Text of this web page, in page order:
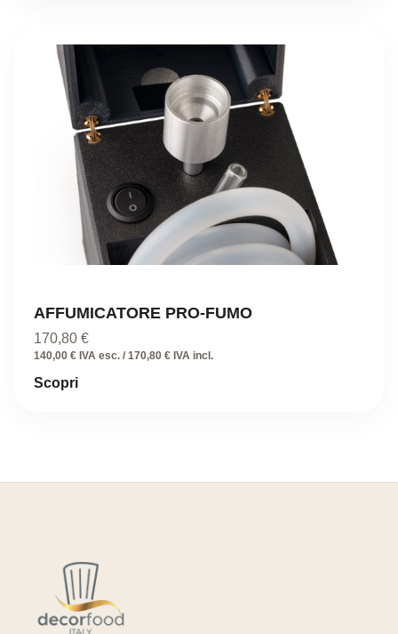
AFFUMICATORE PRO-FUMO
170,80 €
140,00 € IVA esc. / 170,80 € IVA incl.
Scopri